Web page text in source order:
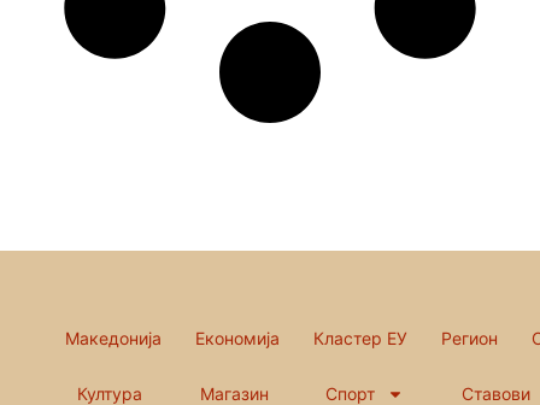
Македонија Економија Кластер ЕУ Регион
Култура Магазин Спорт Ставови